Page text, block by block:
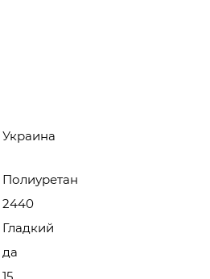
Украина
Полиуретан
2440
Гладкий
да